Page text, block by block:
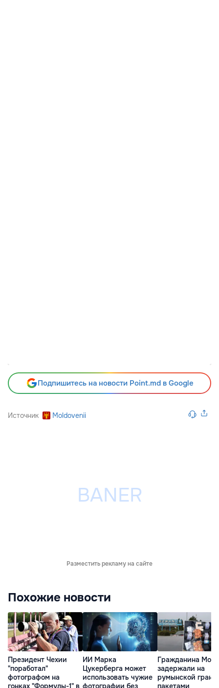
Подпишитесь на новости Point.md в Google
Источник Moldovenii
Разместить рекламу на сайте
Похожие новости
Президент Чехии
"поработал"
фотографом на
гонках "Формулы-1" в
ИИ Марка
Цукерберга может
использовать чужие
фотографии без
Гражданина
задержали на
румынской
пакетами